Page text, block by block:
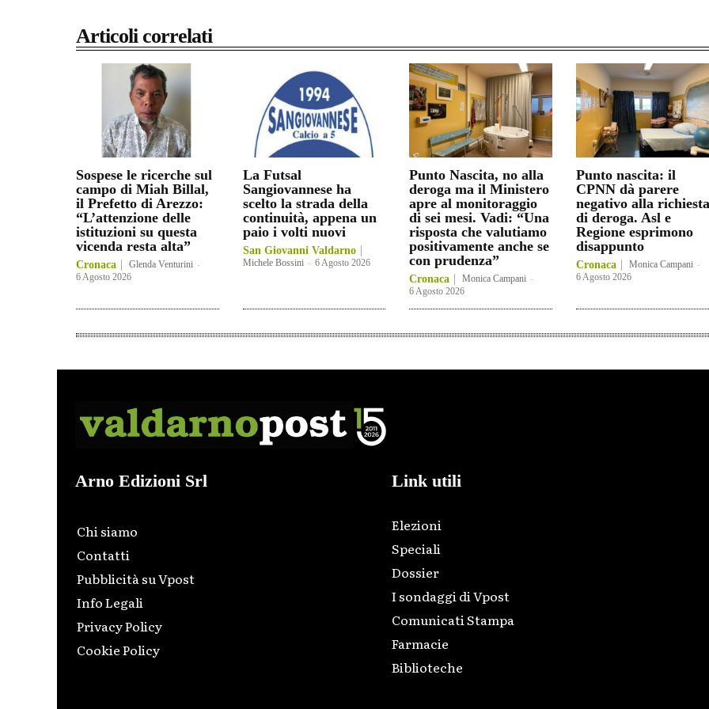
Articoli correlati
Sospese le ricerche sul
campo di Miah Billal,
il Prefetto di Arezzo:
“L’attenzione delle
istituzioni su questa
vicenda resta alta”
Cronaca Glenda Venturini -
6 Agosto 2026
La Futsal
Sangiovannese ha
scelto la strada della
continuità, appena un
paio i volti nuovi
San Giovanni Valdarno
Michele Bossini - 6 Agosto 2026
Punto Nascita, no alla
deroga ma il Ministero
apre al monitoraggio
di sei mesi. Vadi: “Una
risposta che valutiamo
positivamente anche se
con prudenza”
Cronaca Monica Campani -
6 Agosto 2026
Punto nascita: il
CPNN dà parere
negativo alla richiesta
di deroga. Asl e
Regione esprimono
disappunto
Cronaca Monica Campani -
6 Agosto 2026
Arno Edizioni Srl
Chi siamo
Contatti
Pubblicità su Vpost
Info Legali
Privacy Policy
Cookie Policy
Link utili
Elezioni
Speciali
Dossier
I sondaggi di Vpost
Comunicati Stampa
Farmacie
Biblioteche